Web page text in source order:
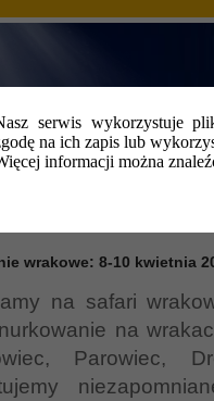
serwis wykorzystuje
na ich zapis lub
informacji można
wrakowe: 8-10 kwietnia
na safari
na
Parowiec,